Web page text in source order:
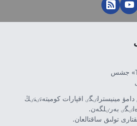
مينيسترلٸگٸ اقپارات كوميتەتٸنٸڭ
تولىق ساقتالعان.